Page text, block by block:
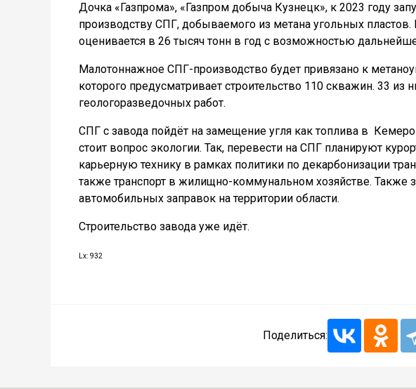
Дочка «Газпрома», «Газпром добыча Кузнецк», к 2023 году
производству СПГ, добываемого из метана угольных
оценивается в 26 тысяч тонн в год с возможностью
Малотоннажное СПГ-производство будет привязано к
которого предусматривает строительство 110 скважин. 33 из
геологоразведочных работ.
СПГ с завода пойдёт на замещение угля как топлива в
стоит вопрос экологии. Так, перевести на СПГ планируют
карьерную технику в рамках политики по декарбонизации
также транспорт в жилищно-коммунальном хозяйстве. Также
автомобильных заправок на территории области.
Строительство завода уже идёт.
Lx: 932
Поделиться: